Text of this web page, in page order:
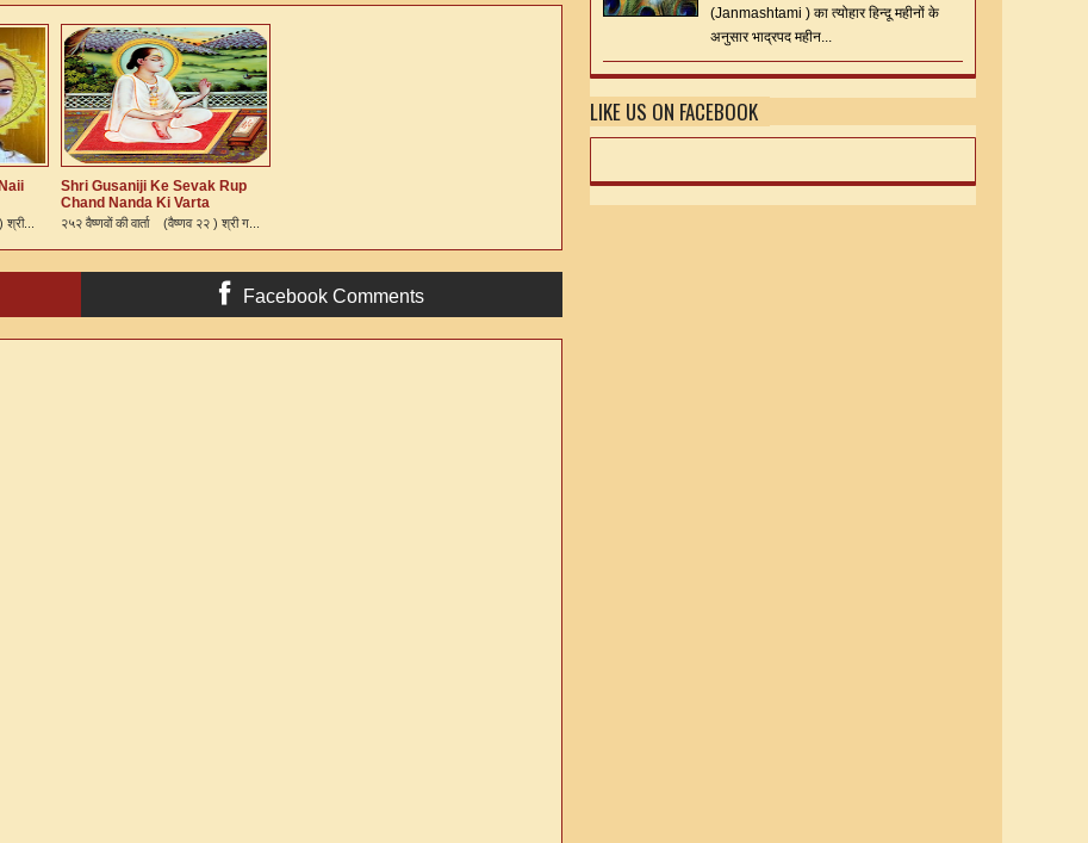
Shri Gusaniji Ke Sevak Rup
Chand Nanda Ki Varta
२५२ वैष्णवों की वार्ता (वैष्णव २२ ) श्री ग...
Facebook Comments
(Janmashtami ) का त्योहार हिन्दू महीनों के
अनुसार भाद्रपद महीन...
LIKE US ON FACEBOOK